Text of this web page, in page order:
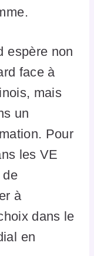
espère non
face à
mais
un
Pour
les VE
de
à
dans le
en